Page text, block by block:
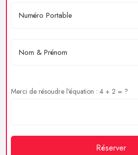
Merci de résoudre l'équation : 4 + 2 = ?
Réserver